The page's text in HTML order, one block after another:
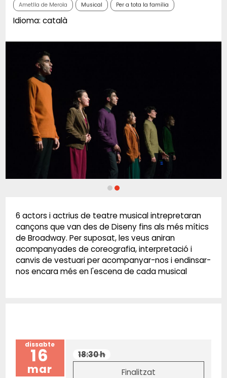
Ametlla de Merola Musical Per a tota la família
Idioma: català
6 actors i actrius de teatre musical intrepretaran
cançons que van des de Diseny fins als més mítics
de Broadway. Per suposat, les veus aniran
acompanyades de coreografia, interpretació i
canvis de vestuari per acompanyar-nos i endinsar-
nos encara més en l'escena de cada musical
dissabte
16
mar
18:30 h
Finalitzat